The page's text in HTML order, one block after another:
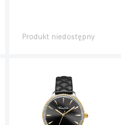
Produkt niedostępny